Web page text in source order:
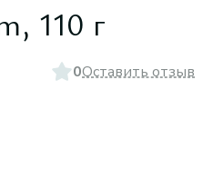
110 г
0Оставить отзыв